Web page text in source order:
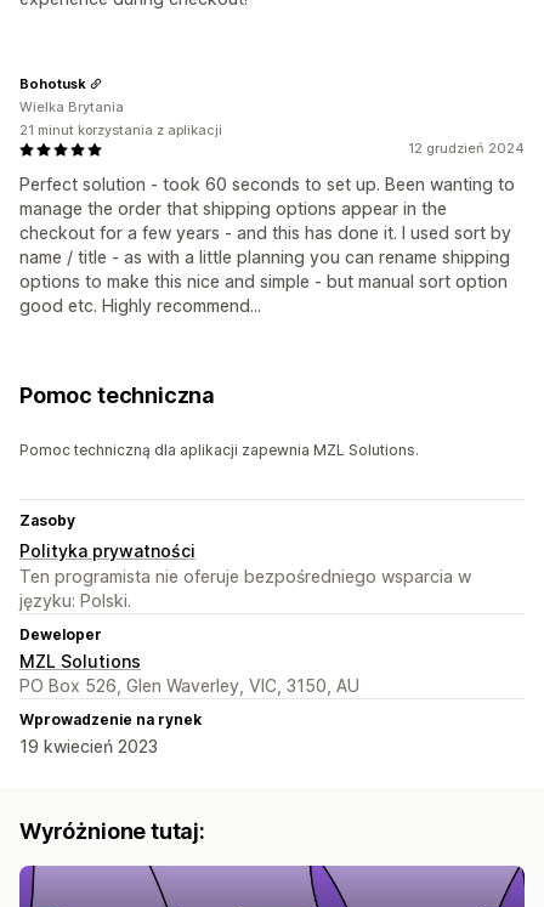
12 grudzień 2024
Perfect solution - took 60 seconds to set up. Been wanting to
manage the order that shipping options appear in the
checkout for a few years - and this has done it. I used sort by
name / title - as with a little planning you can rename shipping
options to make this nice and simple - but manual sort option
good etc. Highly recommend...
Bohotusk
Wielka Brytania
21 minut korzystania z aplikacji
Pomoc techniczna
Pomoc techniczną dla aplikacji zapewnia MZL Solutions.
Zasoby
Polityka prywatności
Ten programista nie oferuje bezpośredniego wsparcia w
języku: Polski.
Deweloper
MZL Solutions
PO Box 526, Glen Waverley, VIC, 3150, AU
Wprowadzenie na rynek
19 kwiecień 2023
Wyróżnione tutaj: